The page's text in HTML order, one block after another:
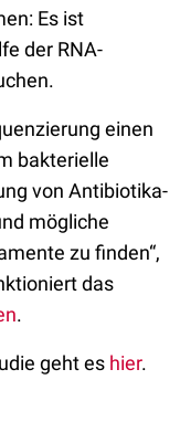
Es ist
der RNA-
einen
bakterielle
von Antibiotika-
mögliche
zu finden“,
das
.
geht es hier.